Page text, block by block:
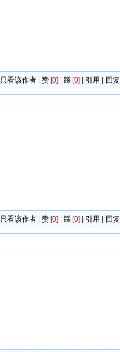
只看该作者 赞 [0] 踩 [0] 引用 回复
只看该作者 赞 [0] 踩 [0] 引用 回复